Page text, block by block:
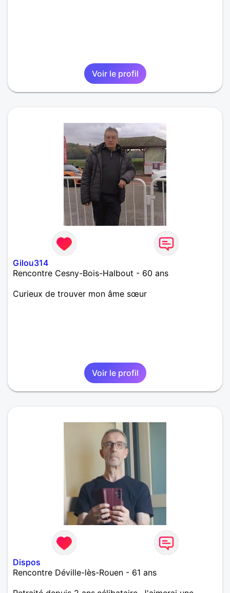
Voir le profil
Gilou314
Rencontre Cesny-Bois-Halbout - 60 ans
Curieux de trouver mon âme sœur
Voir le profil
Dispos
Rencontre Déville-lès-Rouen - 61 ans